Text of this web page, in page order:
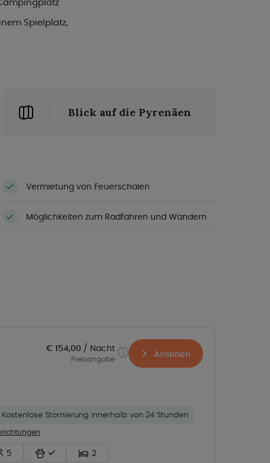
Spielplatz,
Blick auf die Pyrenäen
Vermietung von Feuerschalen
Möglichkeiten zum Radfahren und Wandern
Kostenlose Stornierung innerhalb von 24 Stunden
5
2
€ 154,00 Nacht
Preisangabe Ansehen